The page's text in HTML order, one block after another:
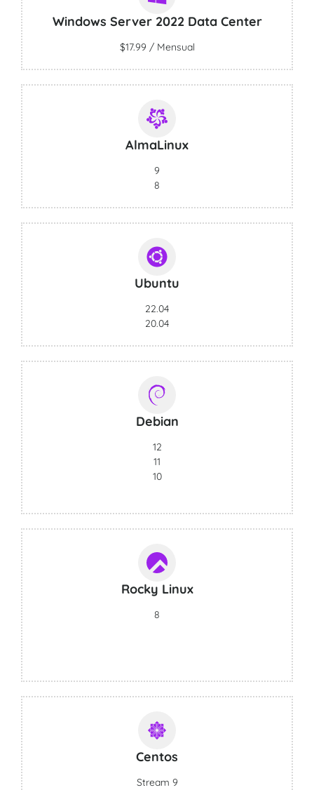
Windows Server 2022 Data Center
$17.99 / Mensual
AlmaLinux
9
8
Ubuntu
22.04
20.04
Debian
12
11
10
Rocky Linux
8
Centos
Stream 9